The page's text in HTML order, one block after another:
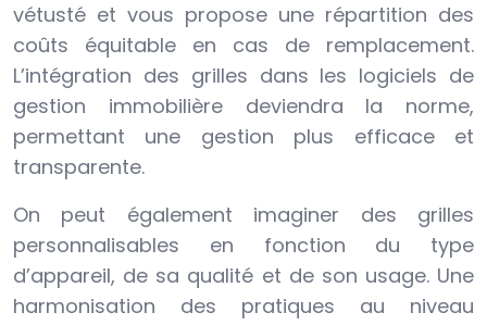
vétusté et vous propose une répartition des
coûts équitable en cas de remplacement.
L’intégration des grilles dans les logiciels de
gestion immobilière deviendra la norme,
permettant une gestion plus efficace et
transparente.
On peut également imaginer des grilles
personnalisables en fonction du type
d’appareil, de sa qualité et de son usage. Une
harmonisation des pratiques au niveau